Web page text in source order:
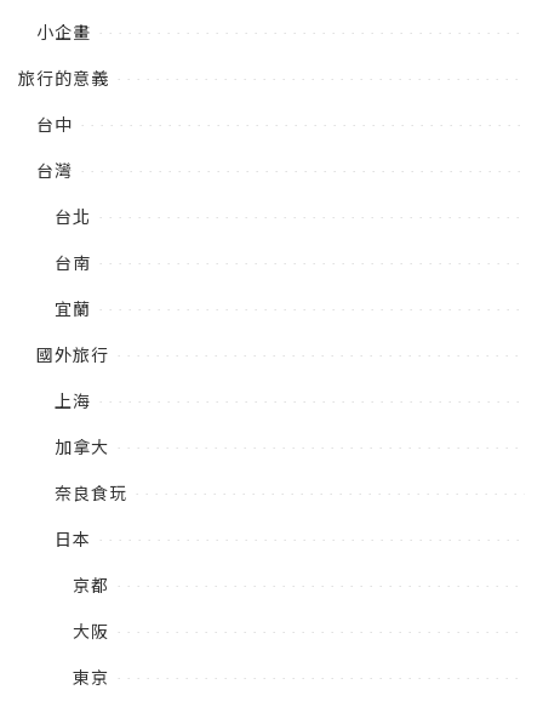
小企畫
旅行的意義
台中
台灣
台北
台南
宜蘭
國外旅行
上海
加拿大
奈良食玩
日本
京都
大阪
東京